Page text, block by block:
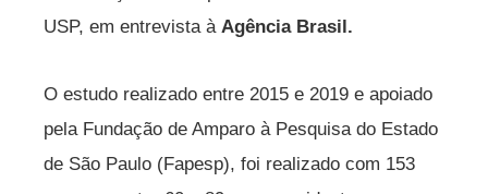
USP, em entrevista à Agência Brasil.
O estudo realizado entre 2015 e 2019 e apoiado
pela Fundação de Amparo à Pesquisa do Estado
de São Paulo (Fapesp), foi realizado com 153